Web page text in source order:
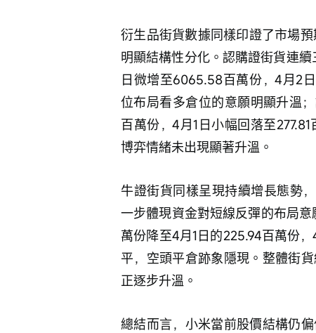
衍生品街貨數據同樣印證了市場
明顯結構性分化。認購證街貨連
日微增至6065.58百萬份，4月2
位布局看多倉位的意願明顯升溫
百萬份，4月1日小幅回落至
博弈情緒未出現顯著升溫。
牛證街貨同樣呈現持續增長態勢
一步體現資金對短線反彈的布局
萬份降至4月1日的225.94百萬份
平，空頭平倉跡象隱現。整體街
正逐步升溫。
總結而言，小米當前股價結構仍